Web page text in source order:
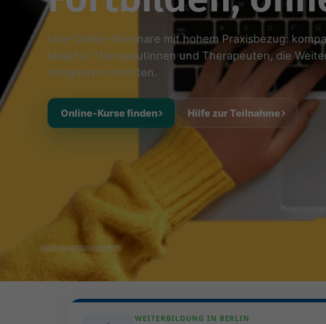
Live-Online-Seminare mit hohem Praxisbezug:
ideal für Therapeutinnen und Therapeuten, die
integrieren möchten.
Online-Kurse finden Hilfe zur Teilnahme
WEITERBILDUNG IN BERLIN